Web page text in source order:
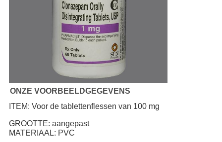
ONZE VOORBEELDGEGEVENS
ITEM: Voor de tablettenflessen van 100 mg
GROOTTE: aangepast
MATERIAAL: PVC